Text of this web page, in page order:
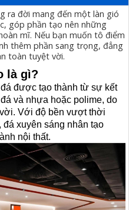
ra đời mang đến một làn gió
góp phần tạo nên những
mĩ. Nếu bạn muốn tô điểm
thêm phần sang trọng, đẳng
toàn tuyệt vời.
là gì?
đá được tạo thành từ sự kết
và nhựa hoặc polime, do
Với độ bền vượt thời
xuyên sáng nhân tạo
nội thất.